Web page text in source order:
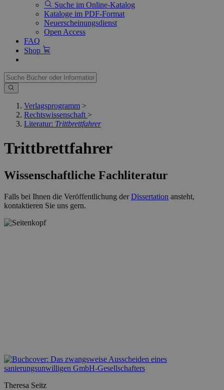
Suche im Online-Katalog
Kataloge im PDF-Format
Neuerscheinungsdienst
Open Access
FAQ
Shop
Verlagsprogramm >
Rechtswissenschaft >
Literatur: Trittbrettfahrer
Trittbrettfahrer
Wissenschaftliche Fachliteratur
Falls bei Ihnen die Veröffentlichung derDissertation ansteht,
kontaktieren Sie uns gern.
Theresa Seitz